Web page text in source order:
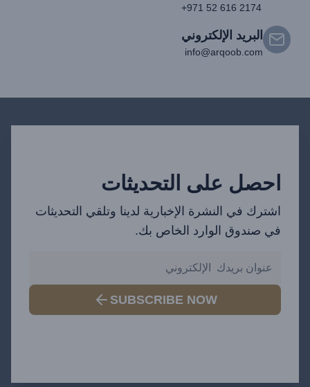
+971 52 616 2174
البريد الإلكتروني
info@arqoob.com
احصل على التحديثات
اشترك في النشرة الإخبارية لدينا وتلقي التحديثات
في صندوق الوارد الخاص بك.
SUBSCRIBE NOW